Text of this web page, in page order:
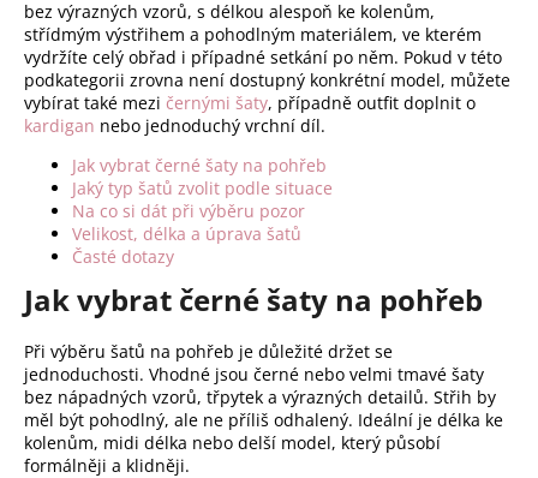
d
a
c
í
p
r
v
k
y
ý
p
i
s
u
bez výrazných vzorů, s délkou alespoň ke kolenům,
střídmým výstřihem a pohodlným materiálem, ve kterém
vydržíte celý obřad i případné setkání po něm. Pokud v této
podkategorii zrovna není dostupný konkrétní model, můžete
vybírat také mezi černými šaty, případně outfit doplnit o
kardigan nebo jednoduchý vrchní díl.
Jak vybrat černé šaty na pohřeb
Jaký typ šatů zvolit podle situace
Na co si dát při výběru pozor
Velikost, délka a úprava šatů
Časté dotazy
Jak vybrat černé šaty na pohřeb
Při výběru šatů na pohřeb je důležité držet se
jednoduchosti. Vhodné jsou černé nebo velmi tmavé šaty
bez nápadných vzorů, třpytek a výrazných detailů. Střih by
měl být pohodlný, ale ne příliš odhalený. Ideální je délka ke
kolenům, midi délka nebo delší model, který působí
formálněji a klidněji.